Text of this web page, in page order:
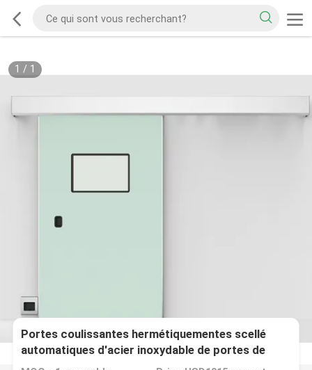
1 / 1
Portes coulissantes hermétiquementes scellé
automatiques d'acier inoxydable de portes de
pièce propre de 1.0mm